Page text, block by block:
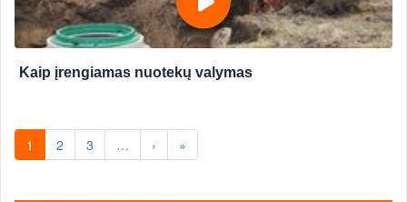
Kaip įrengiamas nuotekų valymas
1 2 3 … › »